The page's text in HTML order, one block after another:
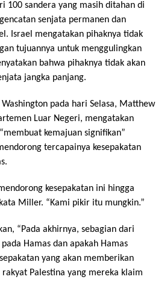
100 sandera yang masih ditahan di
senjata permanen dan
Israel mengatakan pihaknya tidak
tujuannya untuk menggulingkan
bahwa pihaknya tidak akan
jangka panjang.
pada hari Selasa, Matthew
Luar Negeri, mengatakan
kemajuan signifikan”
tercapainya kesepakatan
kesepakatan ini hingga
Miller. “Kami pikir itu mungkin.”
“Pada akhirnya, sebagian dari
Hamas dan apakah Hamas
yang akan memberikan
Palestina yang mereka klaim